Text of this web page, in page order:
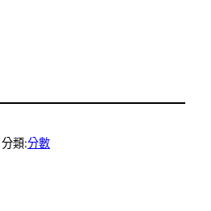
分類:分數